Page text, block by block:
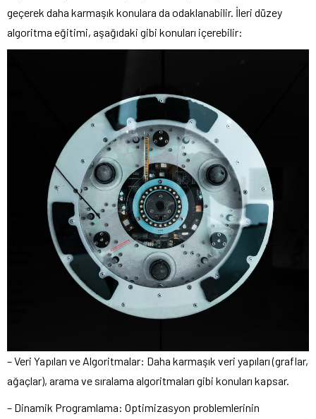
geçerek daha karmaşık konulara da odaklanabilir. İleri düzey
algoritma eğitimi, aşağıdaki gibi konuları içerebilir:
– Veri Yapıları ve Algoritmalar: Daha karmaşık veri yapıları (graflar,
ağaçlar), arama ve sıralama algoritmaları gibi konuları kapsar.
– Dinamik Programlama: Optimizasyon problemlerinin